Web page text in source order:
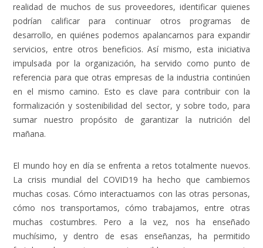
realidad de muchos de sus proveedores, identificar quienes
podrían calificar para continuar otros programas de
desarrollo, en quiénes podemos apalancarnos para expandir
servicios, entre otros beneficios. Así mismo, esta iniciativa
impulsada por la organización, ha servido como punto de
referencia para que otras empresas de la industria continúen
en el mismo camino. Esto es clave para contribuir con la
formalización y sostenibilidad del sector, y sobre todo, para
sumar nuestro propósito de garantizar la nutrición del
mañana.
El mundo hoy en día se enfrenta a retos totalmente nuevos.
La crisis mundial del COVID19 ha hecho que cambiemos
muchas cosas. Cómo interactuamos con las otras personas,
cómo nos transportamos, cómo trabajamos, entre otras
muchas costumbres. Pero a la vez, nos ha enseñado
muchísimo, y dentro de esas enseñanzas, ha permitido